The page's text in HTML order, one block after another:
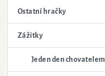
Ostatní hračky
Zážitky
Jeden den chovatelem